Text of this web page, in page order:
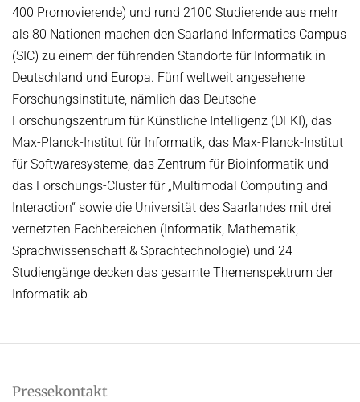
400 Promovierende) und rund 2100 Studierende aus mehr
als 80 Nationen machen den Saarland Informatics Campus
(SIC) zu einem der führenden Standorte für Informatik in
Deutschland und Europa. Fünf weltweit angesehene
Forschungsinstitute, nämlich das Deutsche
Forschungszentrum für Künstliche Intelligenz (DFKI), das
Max-Planck-Institut für Informatik, das Max-Planck-Institut
für Softwaresysteme, das Zentrum für Bioinformatik und
das Forschungs-Cluster für „Multimodal Computing and
Interaction“ sowie die Universität des Saarlandes mit drei
vernetzten Fachbereichen (Informatik, Mathematik,
Sprachwissenschaft & Sprachtechnologie) und 24
Studiengänge decken das gesamte Themenspektrum der
Informatik ab
Pressekontakt